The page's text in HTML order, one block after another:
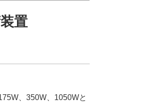
置
、350W、1050Wと